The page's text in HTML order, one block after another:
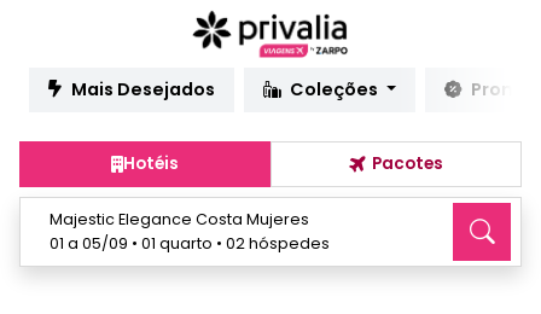
Mais Desejados Coleções
Hotéis Pacotes
Majestic Elegance Costa Mujeres
01 a 05/09 • 01 quarto • 02 hóspedes